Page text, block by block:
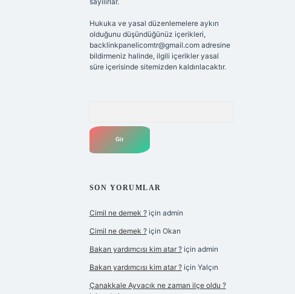
Hukuka ve yasal düzenlemelere aykırı
olduğunu düşündüğünüz içerikleri,
backlinkpanelicomtr@gmail.comadresine
bildirmeniz halinde, ilgili içerikler yasal
süre içerisinde sitemizden kaldırılacaktır.
SON YORUMLAR
Cimil ne demek ?için admin
Cimil ne demek ?için Okan
Bakan yardımcısı kim atar ?için admin
Bakan yardımcısı kim atar ?için Yalçın
Çanakkale Ayvacık ne zaman ilçe oldu ?